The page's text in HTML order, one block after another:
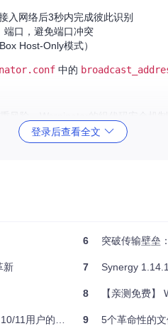
入网络后3秒内完成彼此识别
端口，避免端口冲突
Host-Only模式）
中的
字与字母组合（最长8位）
重浪费。Warpinator的断点续传机
）
登录后查看全文
新
户的福音！
6 突破传输壁垒
7 Synergy 1.14.1
8 【亲测免费】
9 5个革命性的文